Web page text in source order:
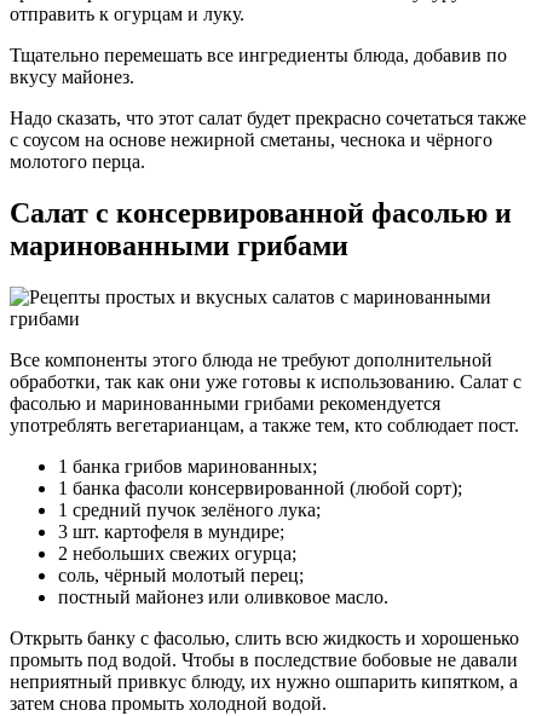
отправить к огурцам и луку.
Тщательно перемешать все ингредиенты блюда, добавив по
вкусу майонез.
Надо сказать, что этот салат будет прекрасно сочетаться также
с соусом на основе нежирной сметаны, чеснока и чёрного
молотого перца.
Салат с консервированной фасолью и
маринованными грибами
Все компоненты этого блюда не требуют дополнительной
обработки, так как они уже готовы к использованию. Салат с
фасолью и маринованными грибами рекомендуется
употреблять вегетарианцам, а также тем, кто соблюдает пост.
1 банка грибов маринованных;
1 банка фасоли консервированной (любой сорт);
1 средний пучок зелёного лука;
3 шт. картофеля в мундире;
2 небольших свежих огурца;
соль, чёрный молотый перец;
постный майонез или оливковое масло.
Открыть банку с фасолью, слить всю жидкость и хорошенько
промыть под водой. Чтобы в последствие бобовые не давали
неприятный привкус блюду, их нужно ошпарить кипятком, а
затем снова промыть холодной водой.